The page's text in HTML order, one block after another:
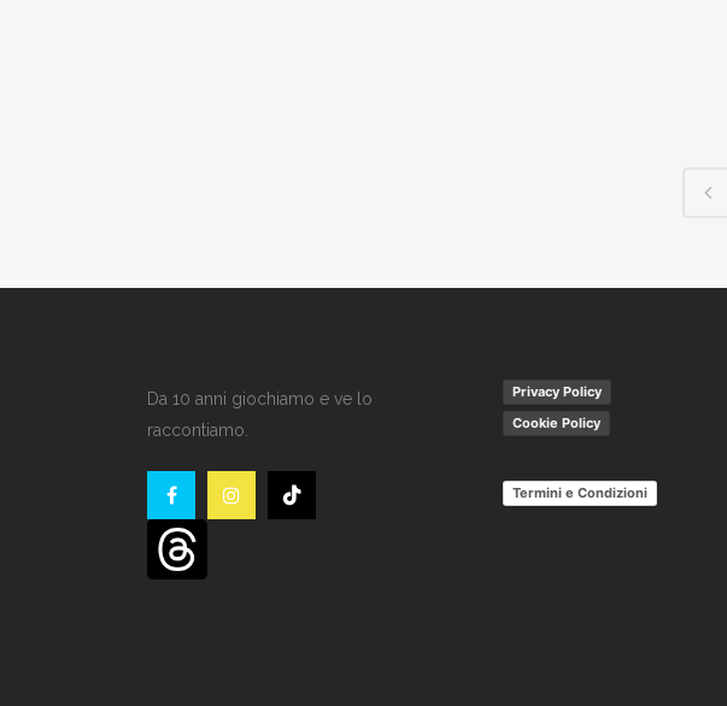
Da 10 anni giochiamo e ve lo
raccontiamo.
Privacy Policy
Cookie Policy
Termini e Condizioni